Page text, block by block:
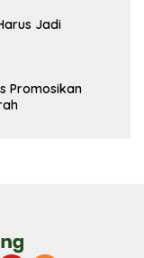
Jadi
Promosikan